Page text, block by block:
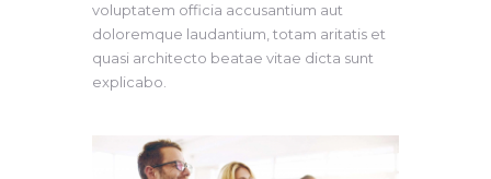
voluptatem officia accusantium aut
doloremque laudantium, totam aritatis et
quasi architecto beatae vitae dicta sunt
explicabo.